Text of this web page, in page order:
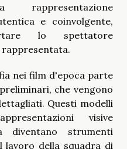
e coinvolgente,
lo spettatore
nei film d'epoca parte
che vengono
Questi modelli
visive
diventano strumenti
della squadra di